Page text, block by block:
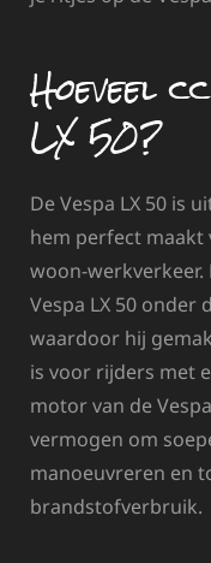
Hoeveel
LX 50?
De Vespa LX 50 is
hem perfect
woon-
Vespa LX 50 onder
waardoor hij
is voor rijders met
motor van de
vermogen om
manoeuvreren en
brandstofverbruik.